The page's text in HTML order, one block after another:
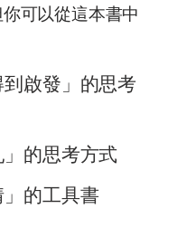
可以從這本書中
啟發」的思考
的思考方式
的工具書